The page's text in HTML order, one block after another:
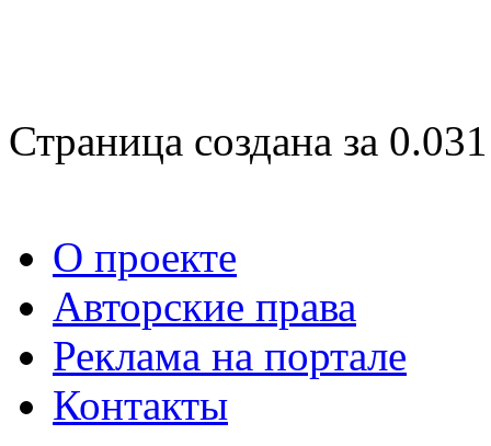
Страница создана за
О проекте
Авторские права
Реклама на портале
Контакты